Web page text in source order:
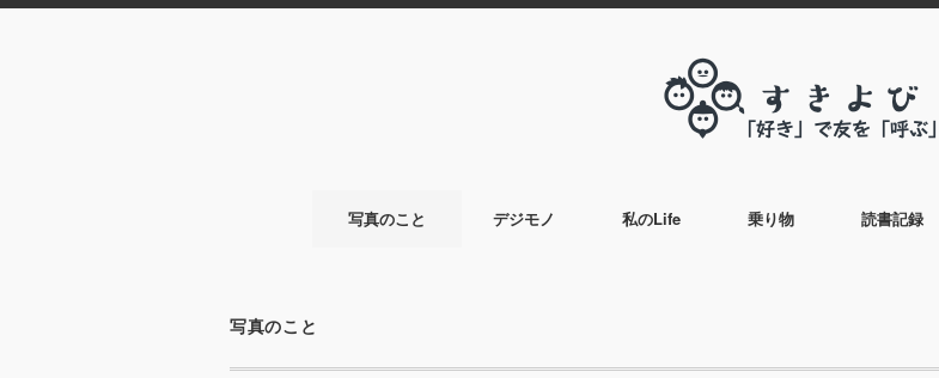
写真のこと デジモノ 私のLife 乗り物 読書記録
写真のこと